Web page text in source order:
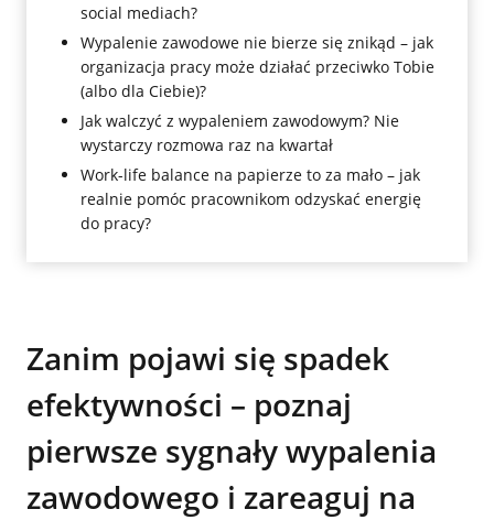
social mediach?
Wypalenie zawodowe nie bierze się znikąd – jak
organizacja pracy może działać przeciwko Tobie
(albo dla Ciebie)?
Jak walczyć z wypaleniem zawodowym? Nie
wystarczy rozmowa raz na kwartał
Work-life balance na papierze to za mało – jak
realnie pomóc pracownikom odzyskać energię
do pracy?
Zanim pojawi się spadek
efektywności – poznaj
pierwsze sygnały wypalenia
zawodowego i zareaguj na